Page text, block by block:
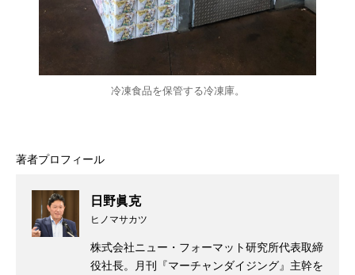
冷凍食品を保管する冷凍庫。
著者プロフィール
日野眞克
ヒノマサカツ
株式会社ニュー・フォーマット研究所代表取締
役社長。月刊『マーチャンダイジング』主幹を